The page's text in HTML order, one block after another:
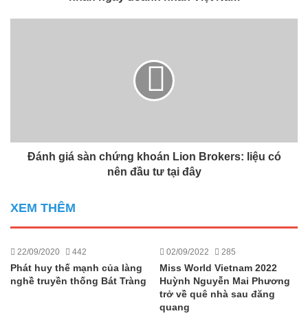
Đánh giá sàn chứng khoán Lion Brokers: liệu có
nên đầu tư tại đây
XEM THÊM
22/09/2020 442
Phát huy thế mạnh của làng
nghề truyền thống Bát Tràng
02/09/2022 285
Miss World Vietnam 2022
Huỳnh Nguyễn Mai Phương
trở về quê nhà sau đăng
quang